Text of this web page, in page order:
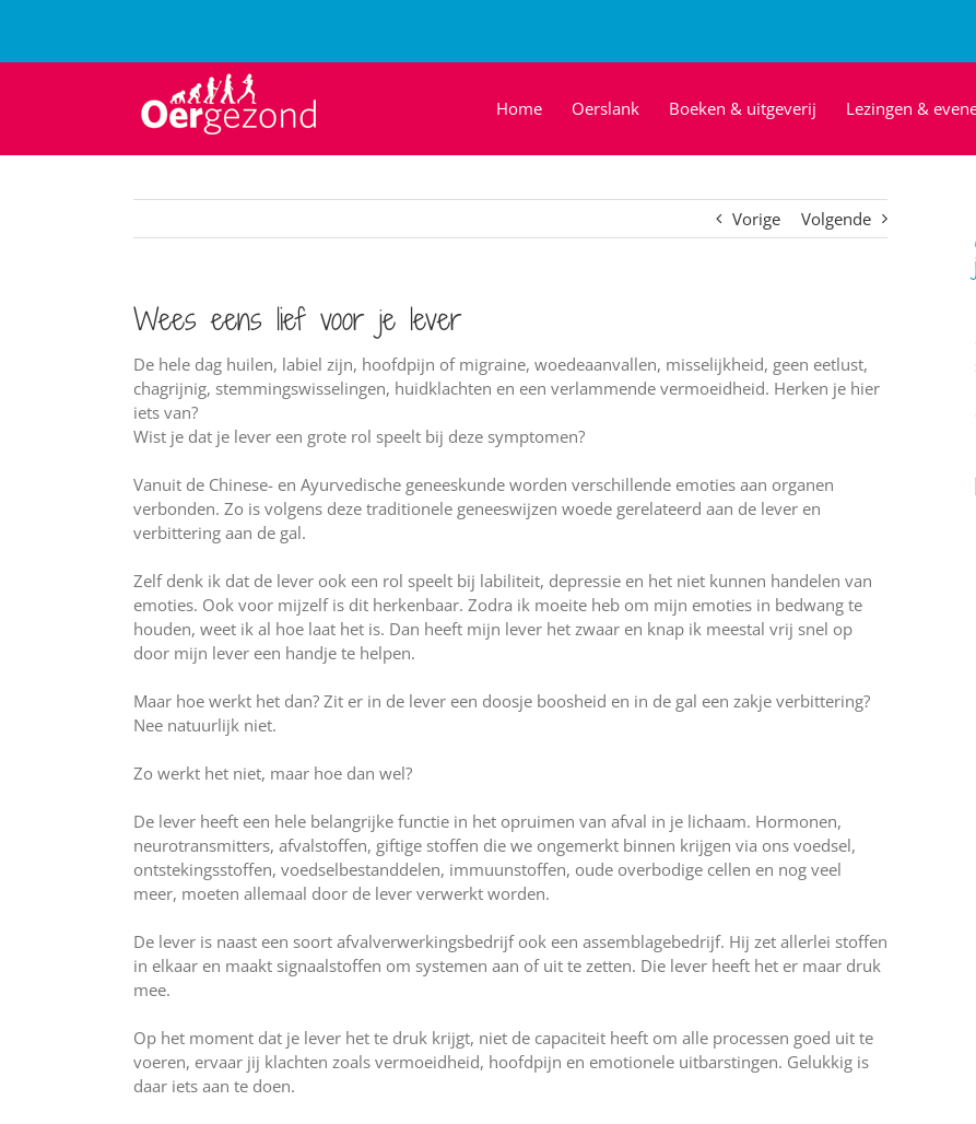
inhoud
Home Oerslank Boeken & uitgeverij Lezingen &
Vorige Volgende
Wees eens lief voor je lever
De hele dag huilen, labiel zijn, hoofdpijn of migraine, woedeaanvallen, misselijkheid, geen eetlust,
chagrijnig, stemmingswisselingen, huidklachten en een verlammende vermoeidheid. Herken je hier
iets van?
Wist je dat je lever een grote rol speelt bij deze symptomen?
Vanuit de Chinese- en Ayurvedische geneeskunde worden verschillende emoties aan organen
verbonden. Zo is volgens deze traditionele geneeswijzen woede gerelateerd aan de lever en
verbittering aan de gal.
Zelf denk ik dat de lever ook een rol speelt bij labiliteit, depressie en het niet kunnen handelen van
emoties. Ook voor mijzelf is dit herkenbaar. Zodra ik moeite heb om mijn emoties in bedwang te
houden, weet ik al hoe laat het is. Dan heeft mijn lever het zwaar en knap ik meestal vrij snel op
door mijn lever een handje te helpen.
Maar hoe werkt het dan? Zit er in de lever een doosje boosheid en in de gal een zakje verbittering?
Nee natuurlijk niet.
Zo werkt het niet, maar hoe dan wel?
De lever heeft een hele belangrijke functie in het opruimen van afval in je lichaam. Hormonen,
neurotransmitters, afvalstoffen, giftige stoffen die we ongemerkt binnen krijgen via ons voedsel,
ontstekingsstoffen, voedselbestanddelen, immuunstoffen, oude overbodige cellen en nog veel
meer, moeten allemaal door de lever verwerkt worden.
De lever is naast een soort afvalverwerkingsbedrijf ook een assemblagebedrijf. Hij zet allerlei stoffen
in elkaar en maakt signaalstoffen om systemen aan of uit te zetten. Die lever heeft het er maar druk
mee.
Op het moment dat je lever het te druk krijgt, niet de capaciteit heeft om alle processen goed uit te
voeren, ervaar jij klachten zoals vermoeidheid, hoofdpijn en emotionele uitbarstingen. Gelukkig is
daar iets aan te doen.